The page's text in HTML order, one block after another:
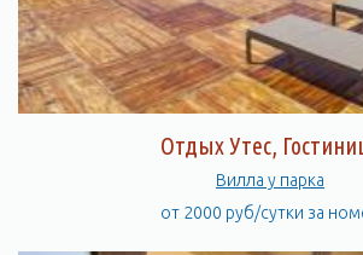
Отдых Утес,
Вилла у парка
от 2000 руб/сутки за